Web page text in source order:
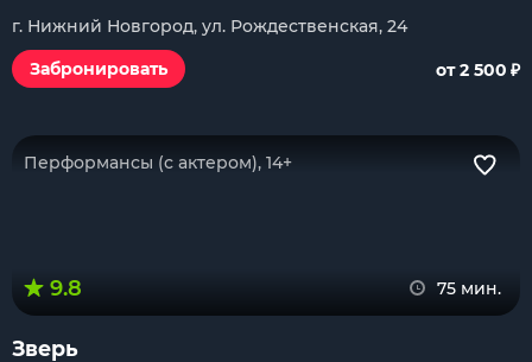
г. Нижний Новгород, ул. Рождественская, 24
Забронировать
от 2 500 ₽
Перформансы (с актером), 14+
9.8 75 мин.
Зверь